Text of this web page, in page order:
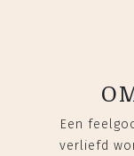
Een
verliefd